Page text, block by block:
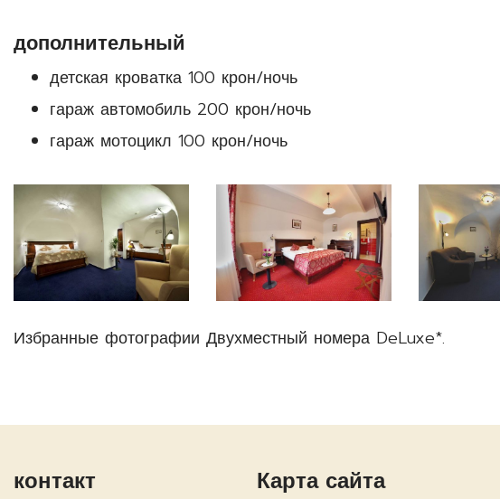
дополнительный
детская кроватка 100 крон/ночь
гараж автомобиль 200 крон/ночь
гараж мотоцикл 100 крон/ночь
Избранные фотографии Двухместный номера DeLuxe*.
контакт Карта сайта